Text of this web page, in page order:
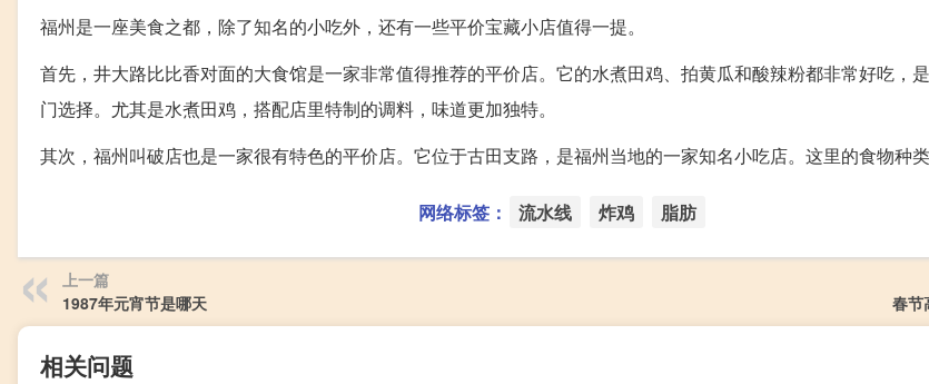
福州是一座美食之都，除了知名的小吃外，还有一些平价宝藏小店值得一提。
首先，井大路比比香对面的大食馆是一家非常值得推荐的平价店。它的水煮田鸡、拍黄瓜和酸辣粉都非常好吃，
门选择。尤其是水煮田鸡，搭配店里特制的调料，味道更加独特。
其次，福州叫破店也是一家很有特色的平价店。它位于古田支路，是福州当地的一家知名小吃店。这里的食物种类
网络标签： 流水线 炸鸡 脂肪
上一篇
1987年元宵节是哪天
春节
相关问题